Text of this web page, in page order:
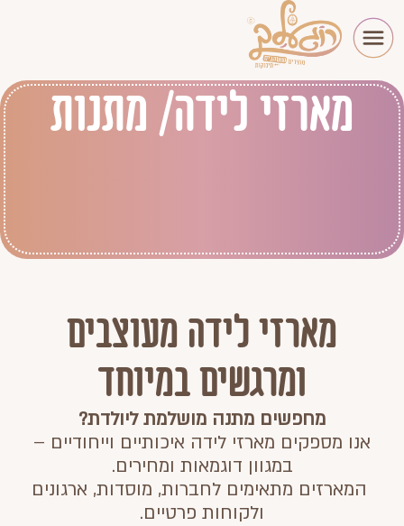
מארזי לידה/ מתנות
מארזי לידה מעוצבים
ומרגשים במיוחד
מחפשים מתנה מושלמת ליולדת?
אנו מספקים מארזי לידה איכותיים וייחודיים –
במגוון דוגמאות ומחירים.
המארזים מתאימים לחברות, מוסדות, ארגונים
ולקוחות פרטיים.